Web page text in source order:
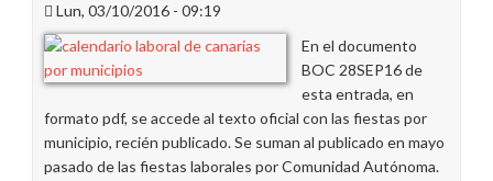
2017,
ya
en
para
Lun, 03/10/2016 - 09:19
En el documento
BOC 28SEP16 de
esta entrada, en
formato pdf, se accede al texto oficial con las fiestas por
municipio, recién publicado. Se suman al publicado en mayo
pasado de las fiestas laborales por Comunidad Autónoma.